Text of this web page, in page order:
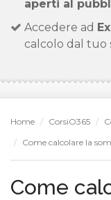
aperti al
Accedere ad
calcolo dal tuo
Home CorsiO365
Come calcolare la
Come